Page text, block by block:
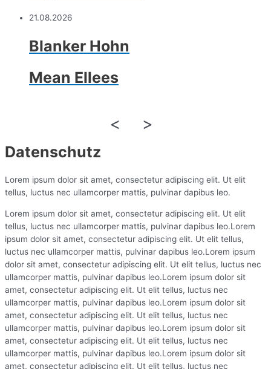
21.08.2026
Blanker Hohn
Mean Ellees
< >
Datenschutz
Lorem ipsum dolor sit amet, consectetur adipiscing elit. Ut elit
tellus, luctus nec ullamcorper mattis, pulvinar dapibus leo.
Lorem ipsum dolor sit amet, consectetur adipiscing elit. Ut elit
tellus, luctus nec ullamcorper mattis, pulvinar dapibus leo.Lorem
ipsum dolor sit amet, consectetur adipiscing elit. Ut elit tellus,
luctus nec ullamcorper mattis, pulvinar dapibus leo.Lorem ipsum
dolor sit amet, consectetur adipiscing elit. Ut elit tellus, luctus nec
ullamcorper mattis, pulvinar dapibus leo.Lorem ipsum dolor sit
amet, consectetur adipiscing elit. Ut elit tellus, luctus nec
ullamcorper mattis, pulvinar dapibus leo.Lorem ipsum dolor sit
amet, consectetur adipiscing elit. Ut elit tellus, luctus nec
ullamcorper mattis, pulvinar dapibus leo.Lorem ipsum dolor sit
amet, consectetur adipiscing elit. Ut elit tellus, luctus nec
ullamcorper mattis, pulvinar dapibus leo.Lorem ipsum dolor sit
amet, consectetur adipiscing elit. Ut elit tellus, luctus nec